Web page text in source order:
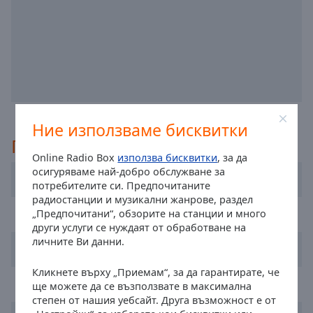
Ние използваме бисквитки
Online Radio Box използва бисквитки, за да
осигуряваме най-добро обслужване за
потребителите си. Предпочитаните
радиостанции и музикални жанрове, раздел
„Предпочитани“, обзорите на станции и много
други услуги се нуждаят от обработване на
личните Ви данни.
Кликнете върху „Приемам“, за да гарантирате, че
ще можете да се възползвате в максимална
степен от нашия уебсайт. Друга възможност е от
Fullscreen
This
modal
window.
Beginning
window.
Escape
Препоръчано
Радио Мая
Radio Melody
БГ Радио
Magic FM